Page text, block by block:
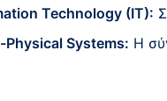
Technology (IT):
Physical Systems: Η